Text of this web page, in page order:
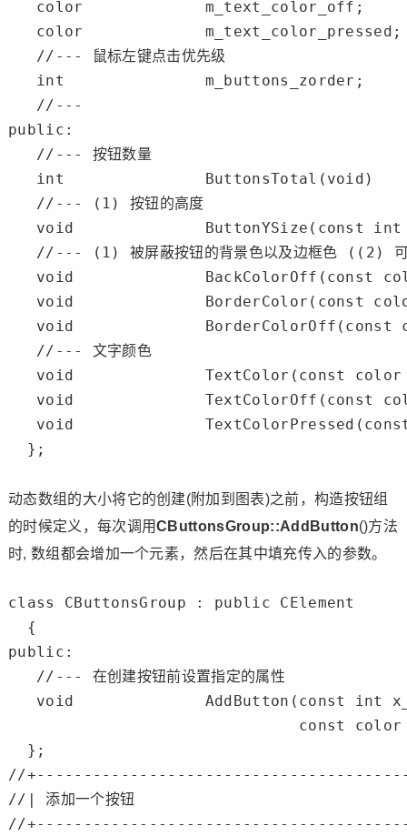
color m_text_color_off;
color m_text_color_pressed;
//--- 鼠标左键点击优先级
int m_buttons_zorder;
//---
public :
//--- 按钮数量
int ButtonsTotal( void
//--- (1) 按钮的高度
void ButtonYSize( const int
//--- (1) 被屏蔽按钮的背景色以及边框色 ((2)
void BackColorOff( const
void BorderColor( const
void BorderColorOff( const
//--- 文字颜色
void TextColor( const color
void TextColorOff( const
void TextColorPressed(
};
动态数组的大小将它的创建(附加到图表)之前，构造按钮组
的时候定义，每次调用CButtonsGroup::AddButton()方法
时, 数组都会增加一个元素，然后在其中填充传入的参数。
class CButtonsGroup : public CElement
public :
//--- 在创建按钮前设置指定的属性
void AddButton( const int
const
color
//
//| 添加一个按钮
//